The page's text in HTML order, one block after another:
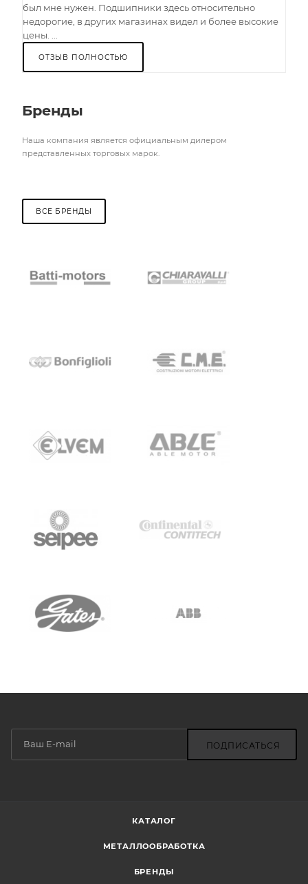
был мне нужен. Подшипники здесь относительно
недорогие, в других магазинах видел и более высокие
цены. ...
ОТЗЫВ ПОЛНОСТЬЮ
Бренды
Наша компания является официальным дилером
представленных торговых марок.
ВСЕ БРЕНДЫ
ПОДПИСАТЬСЯ
КАТАЛОГ
МЕТАЛЛООБРАБОТКА
БРЕНДЫ